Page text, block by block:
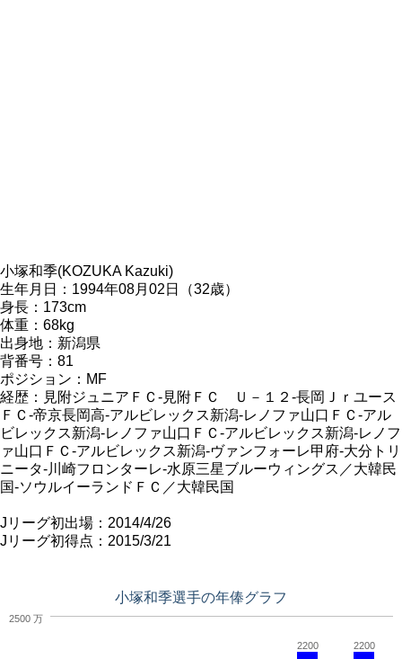
小塚和季(KOZUKA Kazuki)
生年月日：1994年08月02日（32歳）
身長：173cm
体重：68kg
出身地：新潟県
背番号：81
ポジション：MF
経歴：見附ジュニアＦＣ-見附ＦＣ Ｕ－１２-長岡Ｊｒユース
ＦＣ-帝京長岡高-アルビレックス新潟-レノファ山口ＦＣ-アル
ビレックス新潟-レノファ山口ＦＣ-アルビレックス新潟-レノフ
ァ山口ＦＣ-アルビレックス新潟-ヴァンフォーレ甲府-大分トリ
ニータ-川崎フロンターレ-水原三星ブルーウィングス／大韓民
国-ソウルイーランドＦＣ／大韓民国
Jリーグ初出場：2014/4/26
Jリーグ初得点：2015/3/21
小塚和季選手の年俸グラフ
2200 2200
2500 万